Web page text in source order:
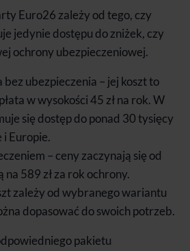
Euro26 zależy od tego, czy
jedynie dostępu do zniżek, czy
ochrony ubezpieczeniowej.
ubezpieczenia – jej koszt to
w wysokości 45 zł na rok. W
się dostęp do ponad 30 tysięcy
i Europie.
– ceny zaczynają się od
na 589 zł za rok ochrony.
zależy od wybranego wariantu
dopasować do swoich potrzeb.
pakietu